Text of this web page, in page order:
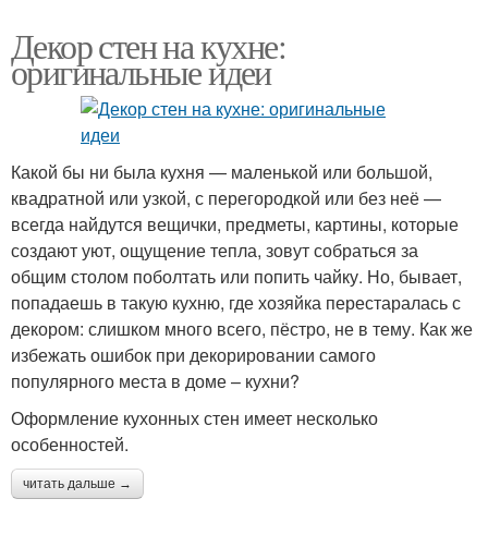
Декор стен на кухне:
оригинальные идеи
Какой бы ни была кухня — маленькой или большой,
квадратной или узкой, с перегородкой или без неё —
всегда найдутся вещички, предметы, картины, которые
создают уют, ощущение тепла, зовут собраться за
общим столом поболтать или попить чайку. Но, бывает,
попадаешь в такую кухню, где хозяйка перестаралась с
декором: слишком много всего, пёстро, не в тему. Как же
избежать ошибок при декорировании самого
популярного места в доме – кухни?
Оформление кухонных стен имеет несколько
особенностей.
читать дальше →